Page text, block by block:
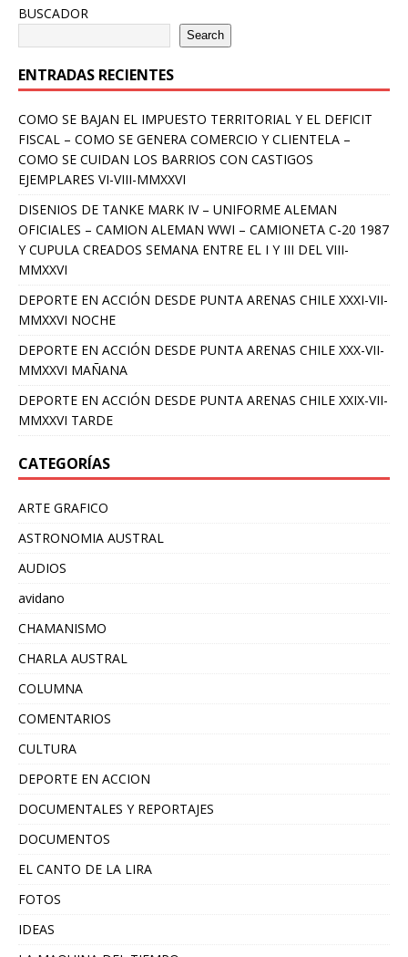
BUSCADOR
Search
ENTRADAS RECIENTES
COMO SE BAJAN EL IMPUESTO TERRITORIAL Y EL DEFICIT
FISCAL – COMO SE GENERA COMERCIO Y CLIENTELA –
COMO SE CUIDAN LOS BARRIOS CON CASTIGOS
EJEMPLARES VI-VIII-MMXXVI
DISENIOS DE TANKE MARK IV – UNIFORME ALEMAN
OFICIALES – CAMION ALEMAN WWI – CAMIONETA C-20 1987
Y CUPULA CREADOS SEMANA ENTRE EL I Y III DEL VIII-
MMXXVI
DEPORTE EN ACCIÓN DESDE PUNTA ARENAS CHILE XXXI-VII-
MMXXVI NOCHE
DEPORTE EN ACCIÓN DESDE PUNTA ARENAS CHILE XXX-VII-
MMXXVI MAÑANA
DEPORTE EN ACCIÓN DESDE PUNTA ARENAS CHILE XXIX-VII-
MMXXVI TARDE
CATEGORÍAS
ARTE GRAFICO
ASTRONOMIA AUSTRAL
AUDIOS
avidano
CHAMANISMO
CHARLA AUSTRAL
COLUMNA
COMENTARIOS
CULTURA
DEPORTE EN ACCION
DOCUMENTALES Y REPORTAJES
DOCUMENTOS
EL CANTO DE LA LIRA
FOTOS
IDEAS